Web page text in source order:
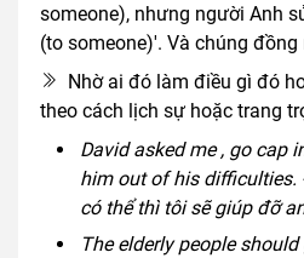
someone), nhưng người Anh
(to someone)'. Và chúng
Nhờ ai đó làm điều gì đó
theo cách lịch sự hoặc trang
David asked me , go cap
him out of his difficulties.
có thể thì tôi sẽ giúp đỡ
The elderly people